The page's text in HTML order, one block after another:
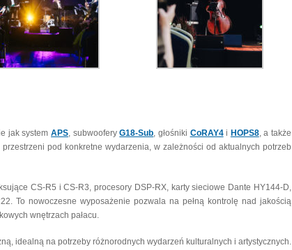
jak systemAPS, subwooferyG18-Sub, głośniki CoRAY4i HOPS8, a także
pod konkretne wydarzenia, w zależności od aktualnych potrzeb
CS-R5 i CS-R3, procesory DSP-RX, karty sieciowe Dante HY144-D,
To nowoczesne wyposażenie pozwala na pełną kontrolę nad jakością
wnętrzach pałacu.
idealną na potrzeby różnorodnych wydarzeń kulturalnych i artystycznych.